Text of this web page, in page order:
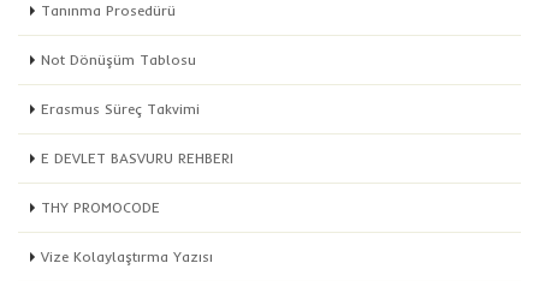
Tanınma Prosedürü
Not Dönüşüm Tablosu
Erasmus Süreç Takvimi
E DEVLET BASVURU REHBERI
THY PROMOCODE
Vize Kolaylaştırma Yazısı